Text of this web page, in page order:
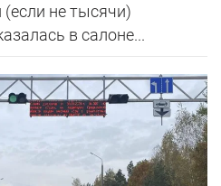
не тысячи)
в салоне...